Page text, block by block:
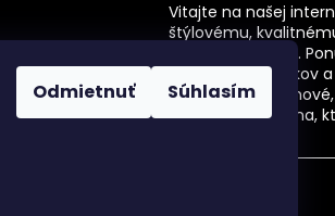
Odmietnuť Súhlasím
Vitajte na našej
štýlovému,
fitness oblečeniu.
oblečenia, doplnkov
obohacovaný o
vyberie každá žena,